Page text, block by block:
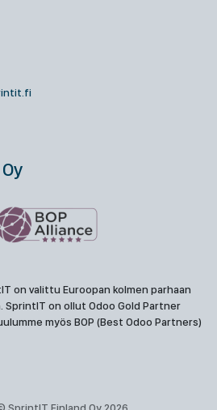
on valittu Euroopan kolmen parhaan
on ollut Odoo Gold Partner
myös BOP (Best Odoo Partners)
SprintIT Finland Oy 2026